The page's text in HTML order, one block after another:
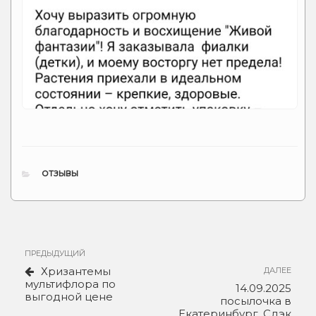
РУБРИКИ
ОТЗЫВЫ
по
записям
Предыдущая
запись
ПРЕДЫДУЩИЙ
Хризантемы
мультифлора по
выгодной цене
ДАЛЕЕ
14.09.2025
посылочка в